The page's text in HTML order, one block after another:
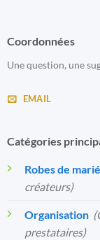
Coordonnées
Une question, une
EMAIL
Catégories
Robes de
créateurs)
Organisation️
prestataires)